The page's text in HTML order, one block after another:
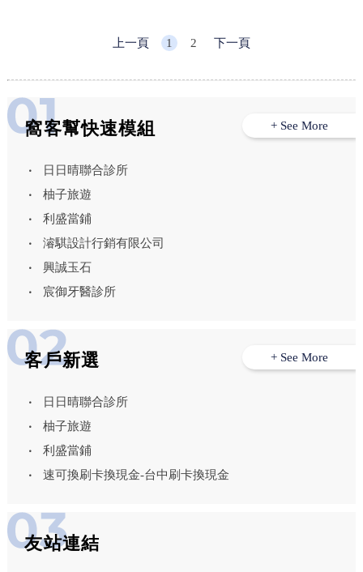
上一頁 1 2 下一頁
窩客幫快速模組
日日晴聯合診所
柚子旅遊
利盛當鋪
濬騏設計行銷有限公司
興誠玉石
宸御牙醫診所
+ See More
客戶新選
日日晴聯合診所
柚子旅遊
利盛當鋪
速可換刷卡換現金-台中刷卡換現金
+ See More
友站連結